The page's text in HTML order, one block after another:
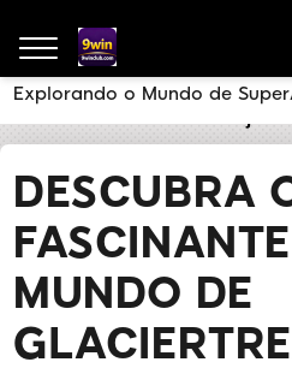
DESCUBRA
FASCINANTE
MUNDO DE
Explorando o Mundo de